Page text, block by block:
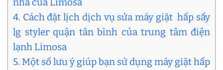
4. Cách đặt lịch dịch vụ sửa máy giặt hấp sấy
lg styler quận tân bình của trung tâm điện
lạnh Limosa
5. Một số lưu ý giúp bạn sử dụng máy giặt hấp